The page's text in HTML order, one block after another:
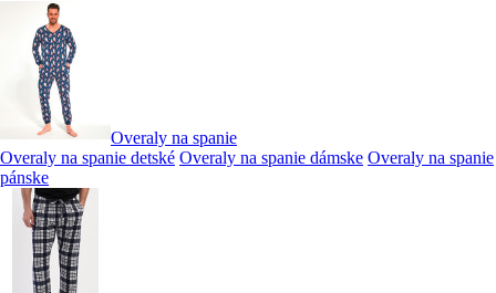
Overaly na spanie
Overaly na spanie detské Overaly na spanie dámske Overaly na spanie
pánske